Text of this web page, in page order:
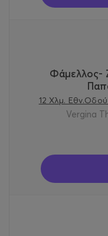
Φάμελλος-
12 Χλμ.
Vergina